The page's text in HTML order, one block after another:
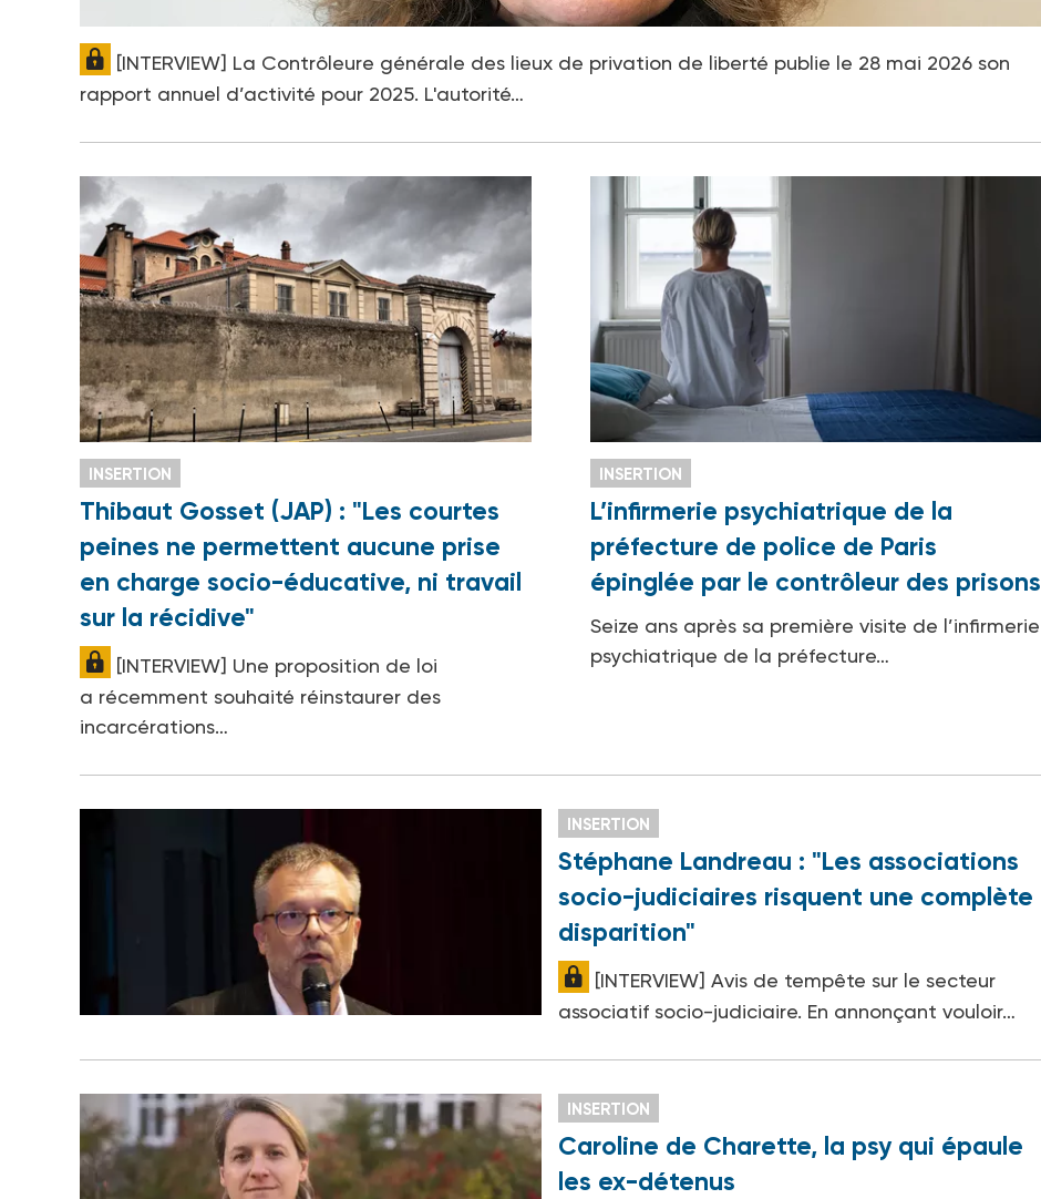
[INTERVIEW] La Contrôleure générale des lieux de privation de liberté publie le 28 mai 2026 son
rapport annuel d’activité pour 2025. L'autorité…
INSERTION
Thibaut Gosset (JAP) : "Les courtes
peines ne permettent aucune prise
en charge socio-éducative, ni travail
sur la récidive"
[INTERVIEW] Une proposition de loi
a récemment souhaité réinstaurer des
incarcérations…
INSERTION
L’infirmerie psychiatrique de la
préfecture de police de Paris
épinglée par le contrôleur des prisons
Seize ans après sa première visite de l’infirmerie
psychiatrique de la préfecture…
INSERTION
Stéphane Landreau : "Les associations
socio-judiciaires risquent une complète
disparition"
[INTERVIEW] Avis de tempête sur le secteur
associatif socio-judiciaire. En annonçant vouloir…
INSERTION
Caroline de Charette, la psy qui épaule
les ex-détenus